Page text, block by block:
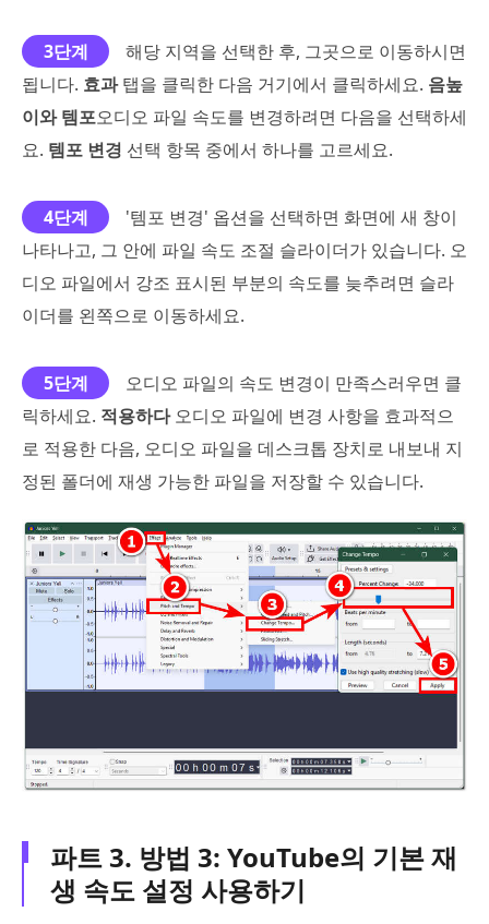
3단계
해당 지역을 선택한 후, 그곳으로 이동하시면
됩니다. 효과탭을 클릭한 다음 거기에서 클릭하세요. 음높
이와 템포오디오 파일 속도를 변경하려면 다음을 선택하세
요. 템포 변경 선택 항목 중에서 하나를 고르세요.
4단계
'템포 변경' 옵션을 선택하면 화면에 새 창이
나타나고, 그 안에 파일 속도 조절 슬라이더가 있습니다. 오
디오 파일에서 강조 표시된 부분의 속도를 늦추려면 슬라
이더를 왼쪽으로 이동하세요.
5단계
오디오 파일의 속도 변경이 만족스러우면 클
릭하세요. 적용하다오디오 파일에 변경 사항을 효과적으
로 적용한 다음, 오디오 파일을 데스크톱 장치로 내보내 지
정된 폴더에 재생 가능한 파일을 저장할 수 있습니다.
파트 3. 방법 3: YouTube의 기본 재
생 속도 설정 사용하기